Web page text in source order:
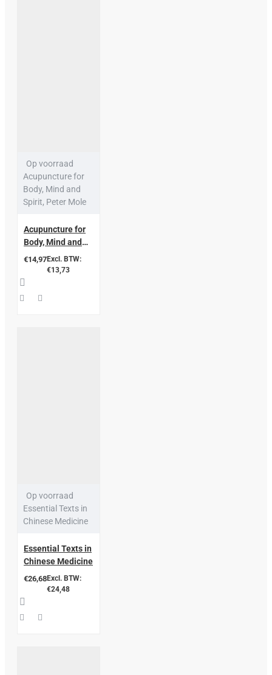
Op voorraad
Acupuncture for
Body, Mind and
Spirit, Peter Mole
Acupuncture for
Body, Mind and
Spirit, Peter Mole
€14,97Excl. BTW:
€13,73
Op voorraad
Essential Texts in
Chinese Medicine
Essential Texts in
Chinese Medicine
€26,68Excl. BTW:
€24,48